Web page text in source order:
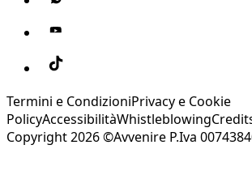
Termini e CondizioniPrivacy e Cookie
PolicyAccessibilitàWhistleblowing
Copyright 2026 ©Avvenire P.Iva